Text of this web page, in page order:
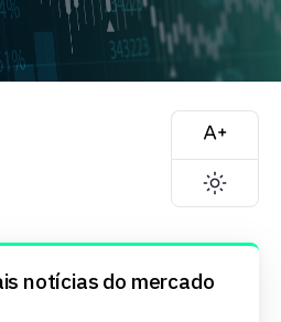
notícias do mercado